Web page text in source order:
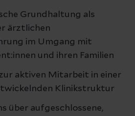
Grundhaltung als
ärztlichen
im Umgang mit
und ihren Familien
aktiven Mitarbeit in einer
Klinikstruktur
über aufgeschlossene,